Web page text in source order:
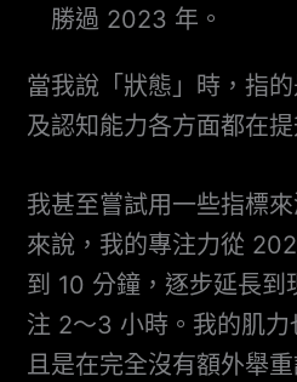
勝過 2023 年。
當我說「狀態」時，指
及認知能力各方面都在提
我甚至嘗試用一些指標
來說，我的專注力從
到 10 分鐘，逐步延長到
注 2～3 小時。我的肌
且是在完全沒有額外舉